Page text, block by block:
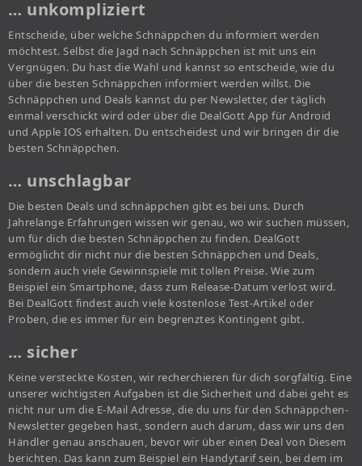
… unkompliziert
Entscheide, über welche Schnäppchen du informiert werden
möchtest. Selbst die Jagd nach Schnäppchen ist mit uns ein
Vergnügen. Du hast die Wahl und kannst so entscheide, wie du
über die besten Schnäppchen informiert werden willst. Die
Schnäppchen und Deals kannst du per Newsletter, der täglich
einmal verschickt wird oder über die DealGott App für Android
und Apple IOS erhalten. Du entscheidest und wir bringen dir die
besten Schnäppchen.
… unschlagbar
Die besten Deals und schnäppchen gibt es bei uns. Durch
Jahrelange Erfahrungen wissen wir genau, wo wir suchen müssen,
um für dich die besten Schnäppchen zu finden. DealGott
ermöglicht dir nicht nur die besten Schnäppchen und Deals,
sondern auch viele Gewinnspiele mit tollen Preise. Wie zum
Beispiel ein Smartphone, dass zum Release-Datum verlost wird.
Bei DealGott findest auch viele kostenlose Test-Artikel oder
Proben, die es immer für ein begrenztes Kontingent gibt.
… sicher
Keine versteckte Kosten, wir recherchieren für dich sorgfältig. Eine
unserer wichtigsten Aufgaben ist die Sicherheit und dabei geht es
nicht nur um die E-Mail Adresse, die du uns für den Schnäppchen-
Newsletter gegeben hast, sondern auch darum, dass wir uns den
Händler genau anschauen, bevor wir über einen Deal von Diesem
berichten. Das kann zum Beispiel ein Handytarif sein, bei dem im